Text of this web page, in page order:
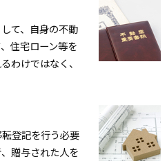
て、自身の不動
住宅ローン等を
わけではなく、
登記を行う必要
贈与された人を